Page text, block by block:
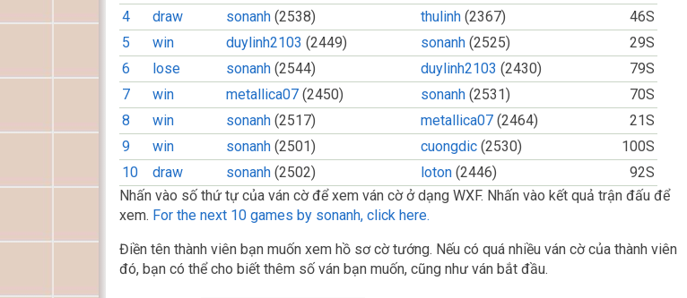
4
draw sonanh (2538) thulinh (2367)
46S
5
win duylinh2103 (2449) sonanh (2525)
29S
6
lose sonanh (2544) duylinh2103 (2430)
79S
7
win metallica07 (2450) sonanh (2531)
70S
8
win sonanh (2517) metallica07 (2464)
21S
9
win sonanh (2501) cuongdic (2530)
100S
10
draw sonanh (2502) loton (2446)
92S
Nhấn vào số thứ tự của ván cờ để xem ván cờ ở dạng WXF. Nhấn vào kết quả trận đấu để
xem. For the next 10 games by sonanh, click here.
Điền tên thành viên bạn muốn xem hồ sơ cờ tướng. Nếu có quá nhiều ván cờ của thành viên
đó, bạn có thể cho biết thêm số ván bạn muốn, cũng như ván bắt đầu.